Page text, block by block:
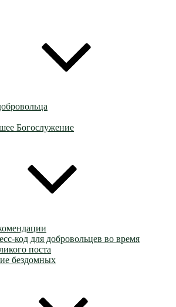
Богослужение
код для добровольцев во время
поста
бездомных